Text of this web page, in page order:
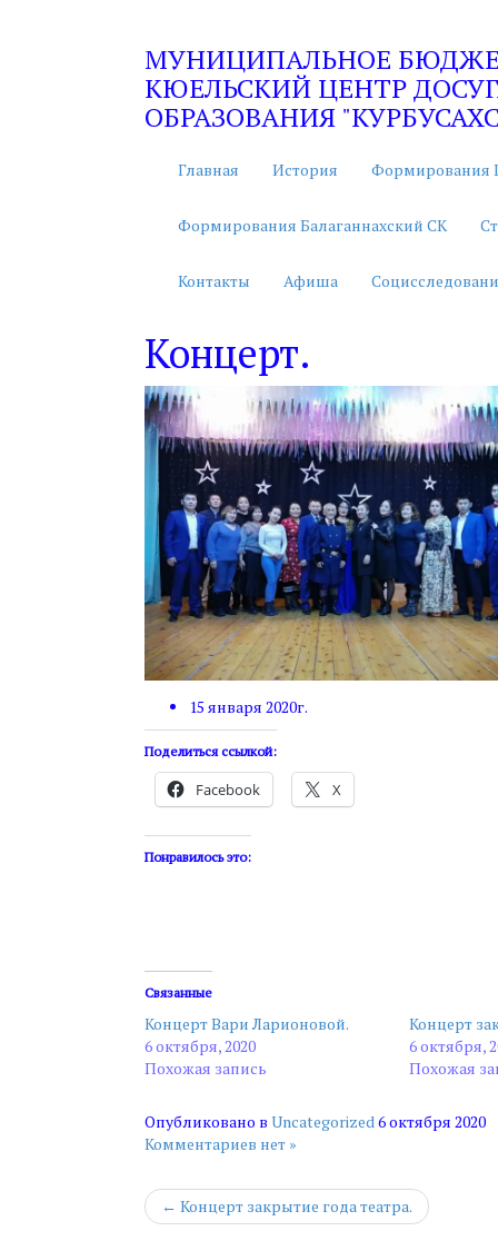
МУНИЦИПАЛЬНОЕ
КЮЕЛЬСКИЙ ЦЕНТР
ОБРАЗОВАНИЯ
Главная История Формирования
Формирования Балаганнахский СК
Контакты Афиша
Концерт.
15 января 2020г.
Поделиться ссылкой:
Facebook X
Понравилось это:
Связанные
Концерт Вари Ларионовой.
6 октября, 2020
Похожая запись
Концерт
6 октября,
Похожая
Опубликовано в Uncategorized 6 октября 2020
Комментариев нет »
← Концерт закрытие года театра.